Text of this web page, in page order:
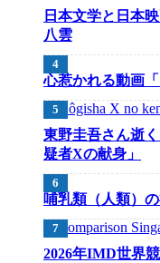
日本文学と日本
八雲
心惹かれる動画
東野圭吾さん逝
疑者Xの献身」
哺乳類（人類）
2026年IMD世界